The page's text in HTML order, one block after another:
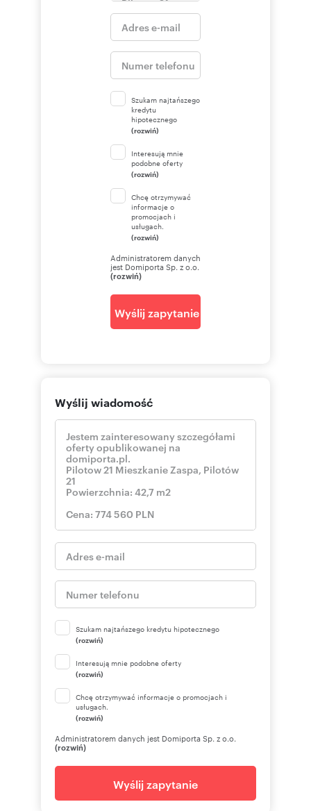
Szukam najtańszego
kredytu
hipotecznego
(rozwiń)
Interesują mnie
podobne oferty
(rozwiń)
Chcę otrzymywać
informacje o
promocjach i
usługach.
(rozwiń)
Administratorem danych
jest Domiporta Sp. z o.o.
(rozwiń)
Wyślij zapytanie
Wyślij wiadomość
Szukam najtańszego kredytu hipotecznego
(rozwiń)
Interesują mnie podobne oferty
(rozwiń)
Chcę otrzymywać informacje o promocjach i
usługach.
(rozwiń)
Administratorem danych jest Domiporta Sp. z o.o.
(rozwiń)
Wyślij zapytanie